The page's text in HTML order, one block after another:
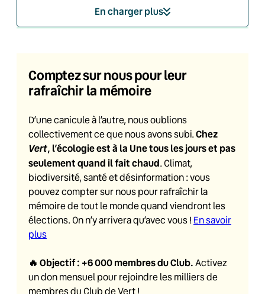
En charger plus
Comptez sur nous pour leur
rafraîchir la mémoire
D’une canicule à l’autre, nous oublions
collectivement ce que nous avons subi.Chez
Vert, l’écologie est à la Une tous les jours et pas
seulement quand il fait chaud. Climat,
biodiversité, santé et désinformation : vous
pouvez compter sur nous pour rafraîchir la
mémoire de tout le monde quand viendront les
élections. On n’y arrivera qu’avec vous ! En savoir
plus
🔥 Objectif : +6 000 membres du Club. Activez
un don mensuel pour rejoindre les milliers de
membres du Club de Vert !